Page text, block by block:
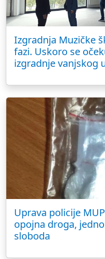
Izgradnja Muzičke
fazi. Uskoro se
izgradnje vanjskog
Uprava policije
opojna droga,
sloboda